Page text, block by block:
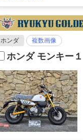
ホンダ 複数画像
ホンダ モンキー